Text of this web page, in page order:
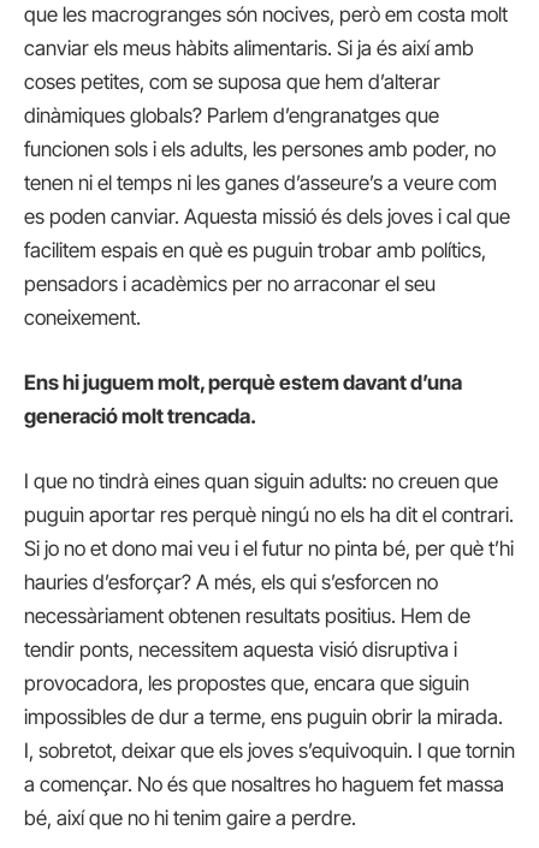
que les macrogranges són nocives, però em costa molt
canviar els meus hàbits alimentaris. Si ja és així amb
coses petites, com se suposa que hem d’alterar
dinàmiques globals? Parlem d’engranatges que
funcionen sols i els adults, les persones amb poder, no
tenen ni el temps ni les ganes d’asseure’s a veure com
es poden canviar. Aquesta missió és dels joves i cal que
facilitem espais en què es puguin trobar amb polítics,
pensadors i acadèmics per no arraconar el seu
coneixement.
Ens hi juguem molt, perquè estem davant d’una
generació molt trencada.
I que no tindrà eines quan siguin adults: no creuen que
puguin aportar res perquè ningú no els ha dit el contrari.
Si jo no et dono mai veu i el futur no pinta bé, per què t’hi
hauries d’esforçar? A més, els qui s’esforcen no
necessàriament obtenen resultats positius. Hem de
tendir ponts, necessitem aquesta visió disruptiva i
provocadora, les propostes que, encara que siguin
impossibles de dur a terme, ens puguin obrir la mirada.
I, sobretot, deixar que els joves s’equivoquin. I que tornin
a començar. No és que nosaltres ho haguem fet massa
bé, així que no hi tenim gaire a perdre.